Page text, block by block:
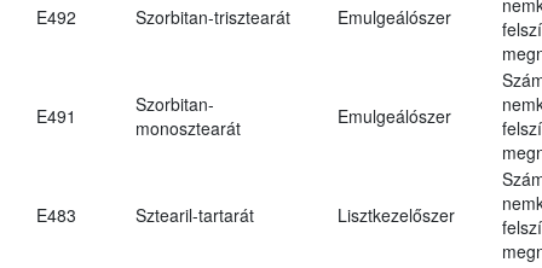
E492 Szorbitan-trisztearát Emulgeálószer
E491
Szorbitan-
monosztearát
Emulgeálószer
E483 Sztearil-tartarát Lisztkezelőszer